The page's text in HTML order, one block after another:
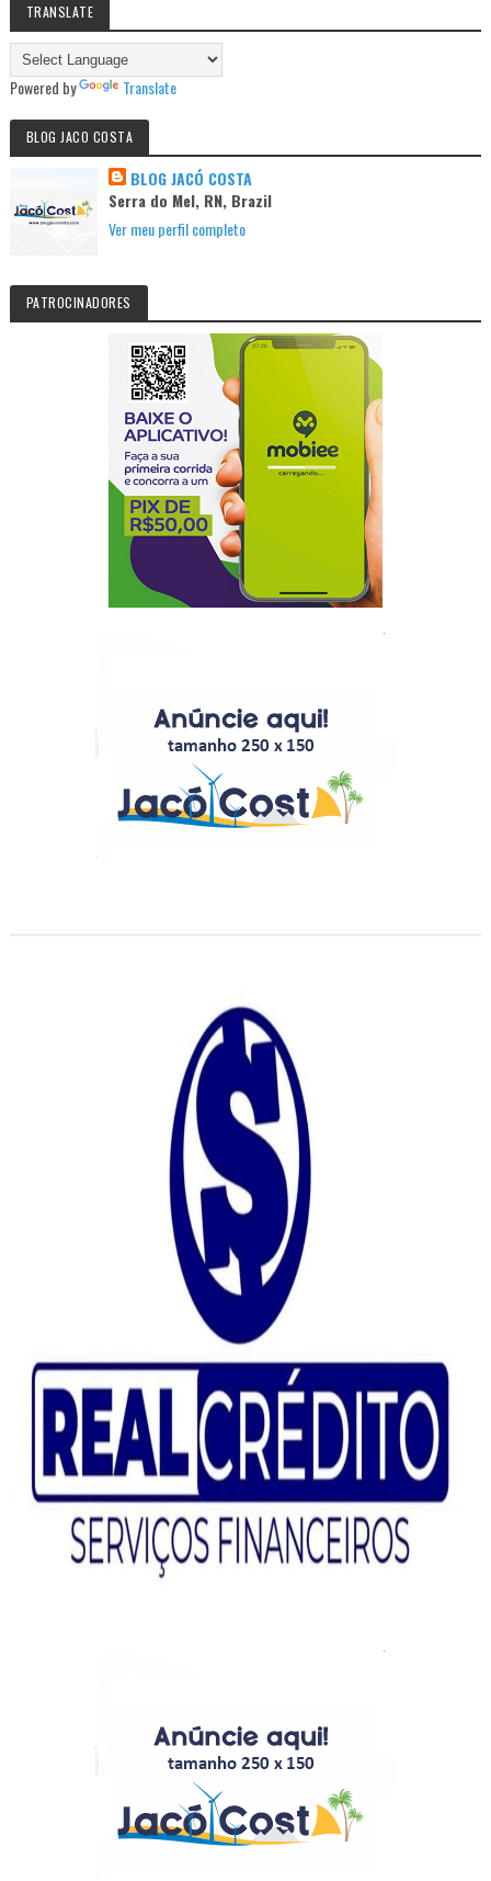
TRANSLATE
Powered by Translate
BLOG JACO COSTA
BLOG JACÓ COSTA
Serra do Mel, RN, Brazil
Ver meu perfil completo
PATROCINADORES